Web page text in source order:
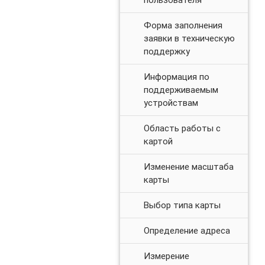
Форма заполнения
заявки в техническую
поддержку
Информация по
поддерживаемым
устройствам
Область работы с
картой
Изменение масштаба
карты
Выбор типа карты
Определение адреса
Измерение